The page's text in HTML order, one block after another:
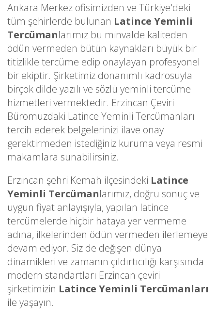
Ankara Merkez ofisimizden ve Türkiye'deki
tüm şehirlerde bulunan Latince Yeminli
Tercümanlarımız bu minvalde kaliteden
ödün vermeden bütün kaynakları büyük bir
titizlikle tercüme edip onaylayan profesyonel
bir ekiptir. Şirketimiz donanımlı kadrosuyla
birçok dilde yazılı ve sözlü yeminli tercüme
hizmetleri vermektedir. Erzincan Çeviri
Büromuzdaki Latince Yeminli Tercümanları
tercih ederek belgelerinizi ilave onay
gerektirmeden istediğiniz kuruma veya resmi
makamlara sunabilirsiniz.
Erzincan şehri Kemah ilçesindeki Latince
Yeminli Tercümanlarımız, doğru sonuç ve
uygun fiyat anlayışıyla, yapılan latince
tercümelerde hiçbir hataya yer vermeme
adına, ilkelerinden ödün vermeden ilerlemeye
devam ediyor. Siz de değişen dünya
dinamikleri ve zamanın çıldırtıcılığı karşısında
modern standartları Erzincan çeviri
şirketimizin Latince Yeminli Tercümanları
ile yaşayın.